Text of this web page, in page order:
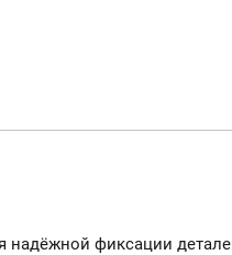
надёжной фиксации